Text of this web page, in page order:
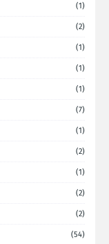
(1)
(2)
(1)
(1)
(1)
(7)
(1)
(2)
(1)
(2)
(2)
(54)